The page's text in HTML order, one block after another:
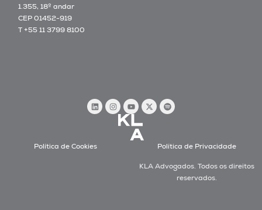
1.355, 18º andar
CEP 01452-919
T +55 11 3799 8100
Política de Cookies Política de Privacidade
KLA Advogados. Todos os direitos
reservados.